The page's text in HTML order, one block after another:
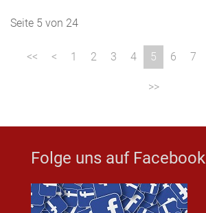
Seite 5 von 24
1 2 3 4 5 6 7
Folge uns auf Facebook